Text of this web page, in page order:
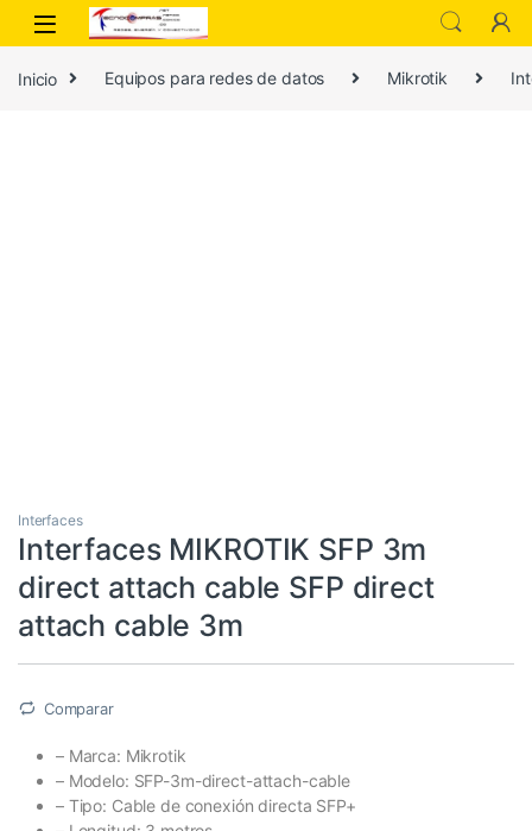
Inicio Equipos para redes de datos Mikrotik
Interfaces
Interfaces MIKROTIK SFP 3m
direct attach cable SFP direct
attach cable 3m
Comparar
– Marca: Mikrotik
– Modelo: SFP-3m-direct-attach-cable
– Tipo: Cable de conexión directa SFP+